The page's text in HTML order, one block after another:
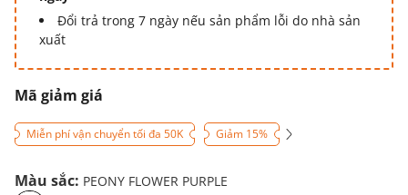
Đổi trả trong 7 ngày nếu sản phẩm lỗi do nhà sản
xuất
Mã giảm giá
Miễn phí vận chuyển tối đa 50K Giảm 15%
Màu sắc: PEONY FLOWER PURPLE